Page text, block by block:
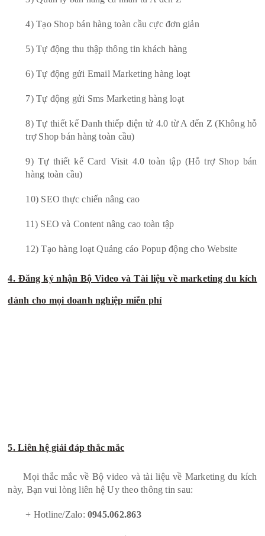
4) Tạo Shop bán hàng toàn cầu cực đơn giản
5) Tự động thu thập thông tin khách hàng
6) Tự động gửi Email Marketing hàng loạt
7) Tự động gửi Sms Marketing hàng loạt
8) Tự thiết kế Danh thiếp điện tử 4.0 từ A đến Z (Không hỗ
trợ Shop bán hàng toàn cầu)
9) Tự thiết kế Card Visit 4.0 toàn tập (Hỗ trợ Shop bán
hàng toàn cầu)
10) SEO thực chiến nâng cao
11) SEO và Content nâng cao toàn tập
12) Tạo hàng loạt Quảng cáo Popup động cho Website
4. Đăng ký nhận Bộ Video và Tài liệu về marketing du kích
dành cho mọi doanh nghiệp miễn phí
5. Liên hệ giải đáp thắc mắc
Mọi thắc mắc về Bộ video và tài liệu về Marketing du kích
này, Bạn vui lòng liên hệ Uy theo thông tin sau:
+ Hotline/Zalo:0945.062.863